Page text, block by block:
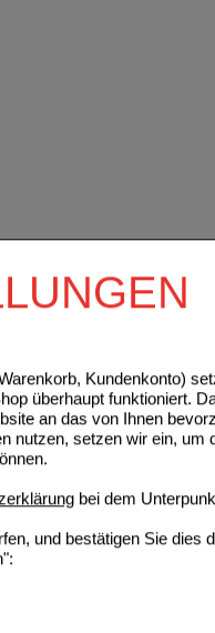
Kundenkonto)
überhaupt funktioniert.
an das von Ihnen
nutzen, setzen wir ein, um
bei dem
und bestätigen Sie dies